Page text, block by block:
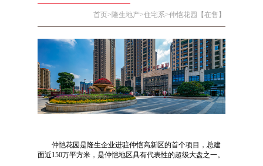
首页>隆生地产>住宅系>仲恺花园【在售】
仲恺花园是隆生企业进驻仲恺高新区的首个项目，总建
面近150万平方米，是仲恺地区具有代表性的超级大盘之一。